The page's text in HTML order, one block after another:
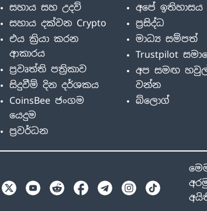
සහාය සහ උදව්
සහාය දක්වන Crypto
එය ක්‍රියා කරන
ආකාරය
ප්‍රවෘත්ති පත්‍රිකාව
සිදුවීම් දින දර්ශකය
CoinsBee ජංගම
යෙදුම
ප්‍රවර්ධන
අපේ ඉතිහාසය
ප්‍රසිද්ධ
මාධ්‍ය සම්පත්
Trustpilot
අප සමඟ
වන්න
බ්ලොග්